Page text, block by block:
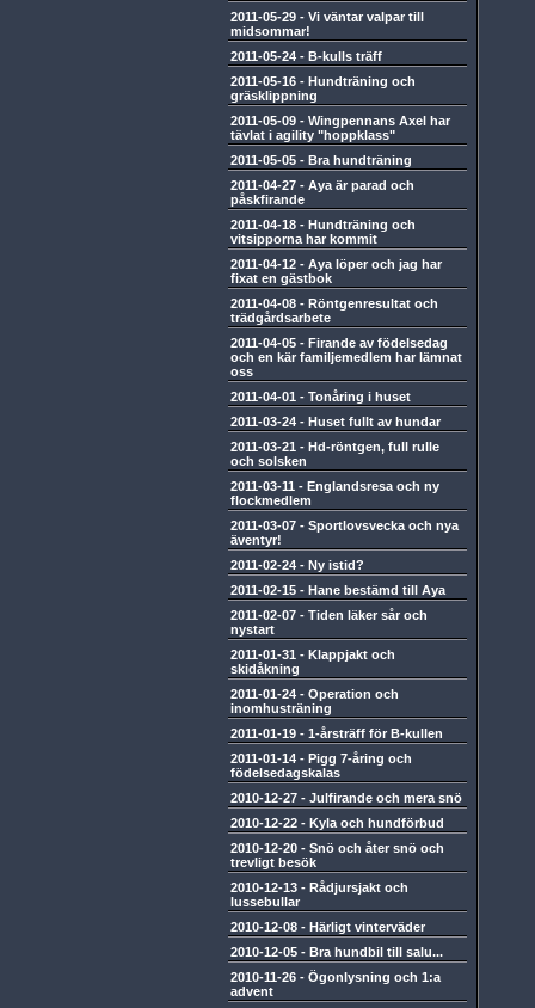
2011-05-29 - Vi väntar valpar till
midsommar!
2011-05-24 - B-kulls träff
2011-05-16 - Hundträning och
gräsklippning
2011-05-09 - Wingpennans Axel har
tävlat i agility "hoppklass"
2011-05-05 - Bra hundträning
2011-04-27 - Aya är parad och
påskfirande
2011-04-18 - Hundträning och
vitsipporna har kommit
2011-04-12 - Aya löper och jag har
fixat en gästbok
2011-04-08 - Röntgenresultat och
trädgårdsarbete
2011-04-05 - Firande av födelsedag
och en kär familjemedlem har lämnat
oss
2011-04-01 - Tonåring i huset
2011-03-24 - Huset fullt av hundar
2011-03-21 - Hd-röntgen, full rulle
och solsken
2011-03-11 - Englandsresa och ny
flockmedlem
2011-03-07 - Sportlovsvecka och nya
äventyr!
2011-02-24 - Ny istid?
2011-02-15 - Hane bestämd till Aya
2011-02-07 - Tiden läker sår och
nystart
2011-01-31 - Klappjakt och
skidåkning
2011-01-24 - Operation och
inomhusträning
2011-01-19 - 1-årsträff för B-kullen
2011-01-14 - Pigg 7-åring och
födelsedagskalas
2010-12-27 - Julfirande och mera snö
2010-12-22 - Kyla och hundförbud
2010-12-20 - Snö och åter snö och
trevligt besök
2010-12-13 - Rådjursjakt och
lussebullar
2010-12-08 - Härligt vinterväder
2010-12-05 - Bra hundbil till salu...
2010-11-26 - Ögonlysning och 1:a
advent